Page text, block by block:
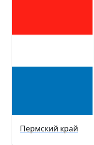
Пермский край